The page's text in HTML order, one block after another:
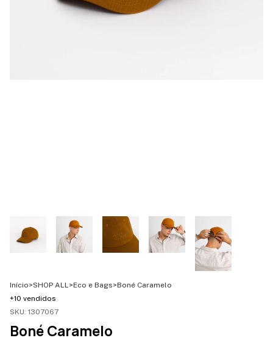
Início>SHOP ALL>Eco e Bags>Boné Caramelo
+10 vendidos
SKU: 1307067
Boné Caramelo